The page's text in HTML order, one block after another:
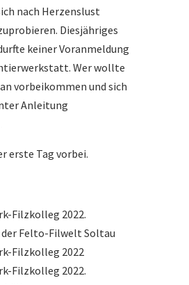
nach Herzenslust
Diesjähriges
keiner Voranmeldung
Wer wollte
vorbeikommen und sich
Anleitung
erste Tag vorbei.